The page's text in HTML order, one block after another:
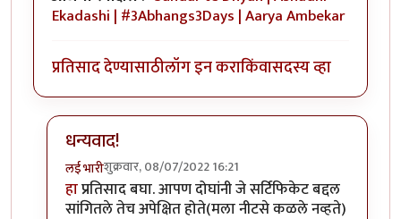
Ekadashi | #3Abhangs3Days | Aarya Ambekar
प्रतिसाद देण्यासाठीलॉग इन कराकिंवासदस्य व्हा
धन्यवाद!
लई भारीशुक्रवार, 08/07/2022 16:21
In reply toसाईटचे सिक्युरिटी [ बहुधाbyमदनबाण
हाप्रतिसाद बघा. आपण दोघांनी जे सर्टिफिकेट बद्दल
सांगितले तेच अपेक्षित होते(मला नीटसे कळले नव्हते)